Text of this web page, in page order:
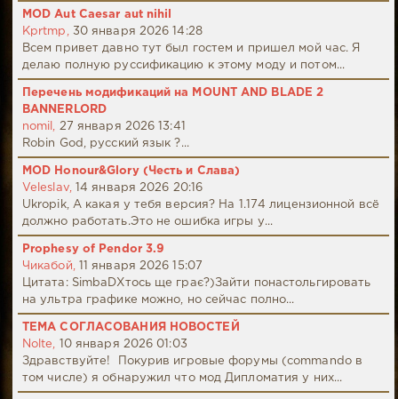
MOD Aut Caesar aut nihil
Kprtmp, 30 января 2026 14:28
Всем привет давно тут был гостем и пришел мой час. Я
делаю полную руссификацию к этому моду и потом...
Перечень модификаций на MOUNT AND BLADE 2
BANNERLORD
nomil, 27 января 2026 13:41
Robin God, русский язык ?...
MOD Honour&Glory (Честь и Слава)
Veleslav,
14 января 2026 20:16
Ukropik, А какая у тебя версия? На 1.174 лицензионной всё
должно работать.Это не ошибка игры у...
Prophesy of Pendor 3.9
Чикабой,
11 января 2026 15:07
Цитата: SimbaDХтось ще грає?)Зайти понастольгировать
на ультра графике можно, но сейчас полно...
ТЕМА СОГЛАСОВАНИЯ НОВОСТЕЙ
Nolte,
10 января 2026 01:03
Здравствуйте! Покурив игровые форумы (commando в
том числе) я обнаружил что мод Дипломатия у них...